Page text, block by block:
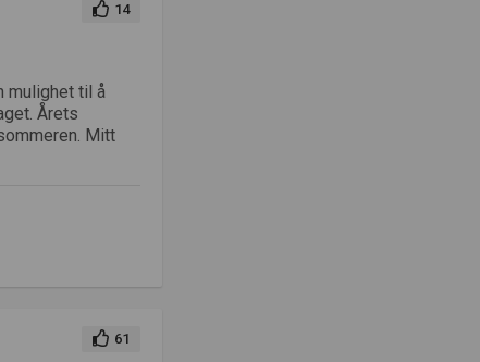
14
mulighet til å
Årets
Mitt
61